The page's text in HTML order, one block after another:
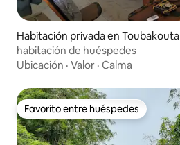
Habitación privada en Toubakouta
habitación de huéspedes
Ubicación · Valor · Calma
Favorito entre huéspedes
Favorito entre huéspedes